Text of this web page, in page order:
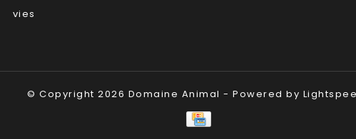
vies
© Copyright 2026 Domaine Animal - Powered by